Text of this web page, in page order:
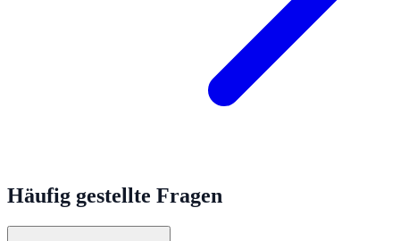
Häufig gestellte Fragen